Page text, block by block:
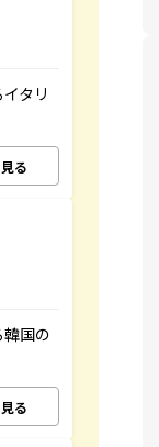
タリ
る
国の
る